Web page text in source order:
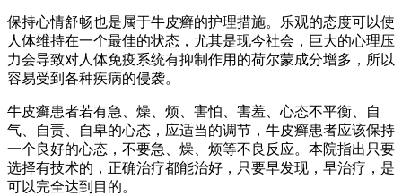
保持心情舒畅也是属于牛皮癣的护理措施。乐观的态度可以使
人体维持在一个最佳的状态，尤其是现今社会，巨大的心理压
力会导致对人体免疫系统有抑制作用的荷尔蒙成分增多，所以
容易受到各种疾病的侵袭。
牛皮癣患者若有急、燥、烦、害怕、害羞、心态不平衡、自
气、自责、自卑的心态，应适当的调节，牛皮癣患者应该保持
一个良好的心态，不要急、燥、烦等不良反应。本院指出只要
选择有技术的，正确治疗都能治好，只要早发现，早治疗，是
可以完全达到目的。